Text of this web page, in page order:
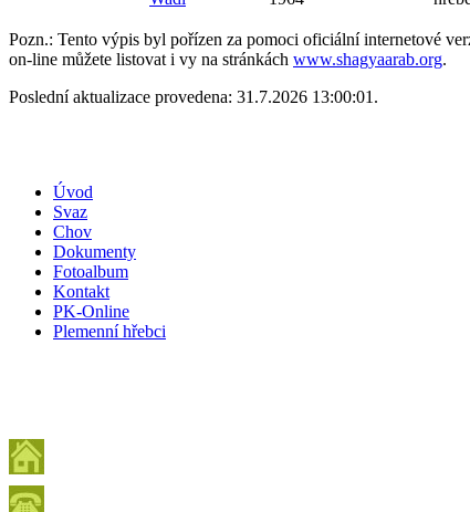
Pozn.: Tento výpis byl pořízen za pomoci oficiální internetové
on-line můžete listovat i vy na stránkách www.shagyaarab.org.
Poslední aktualizace provedena: 31.7.2026 13:00:01.
Úvod
Svaz
Chov
Dokumenty
Fotoalbum
Kontakt
PK-Online
Plemenní hřebci